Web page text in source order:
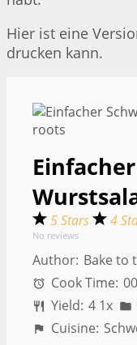
Hier ist eine
drucken kann.
5 Stars 4
No reviews
Author: Bake to
Cook Time:
Yield: 4 1x
Cuisine: